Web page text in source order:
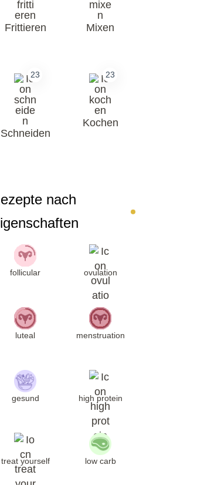
Frittieren Mixen
23
Schneiden
23
Kochen
nach
follicular ovulation
luteal menstruation
gesund high protein
treat yourself low carb